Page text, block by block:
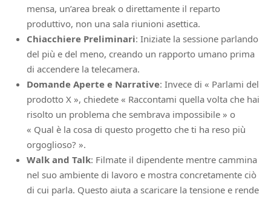
mensa, un’area break o direttamente il reparto
produttivo, non una sala riunioni asettica.
Chiacchiere Preliminari: Iniziate la sessione parlando
del più e del meno, creando un rapporto umano prima
di accendere la telecamera.
Domande Aperte e Narrative: Invece di « Parlami del
prodotto X », chiedete « Raccontami quella volta che hai
risolto un problema che sembrava impossibile » o
« Qual è la cosa di questo progetto che ti ha reso più
orgoglioso? ».
Walk and Talk: Filmate il dipendente mentre cammina
nel suo ambiente di lavoro e mostra concretamente ciò
di cui parla. Questo aiuta a scaricare la tensione e rende